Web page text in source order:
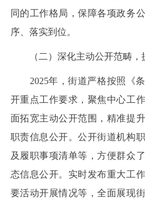
同的工作格局，保障各项政务
序、落实到位。
（二）深化主动公开范畴，
2025年，街道严格按照《条
开重点工作要求，聚焦中心工
面拓宽主动公开范围，精准提
职责信息公开。公开街道机构
及履职事项清单等，方便群众
态信息公开。实时发布重大工
要活动开展情况等，全面展现